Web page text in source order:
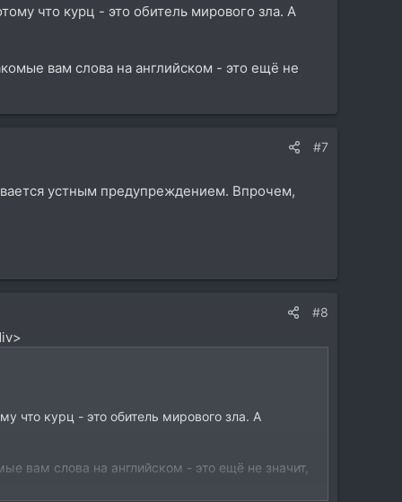
что курц - это обитель мирового зла. А
вам слова на английском - это ещё не
#7
устным предупреждением. Впрочем,
#8
что курц - это обитель мирового зла. А
вам слова на английском - это ещё не значит,